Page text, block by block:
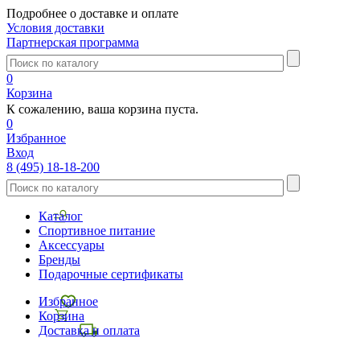
Подробнее о доставке и оплате
Условия доставки
Партнерская программа
0
Корзина
К сожалению, ваша корзина пуста.
0
Избранное
Вход
8 (495) 18-18-200
Каталог
Спортивное питание
Аксессуары
Бренды
Подарочные сертификаты
Избранное
Корзина
Доставка и оплата